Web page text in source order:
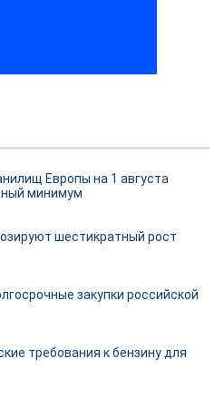
Европы на 1 августа
минимум
шестикратный рост
закупки российской
требования к бензину для